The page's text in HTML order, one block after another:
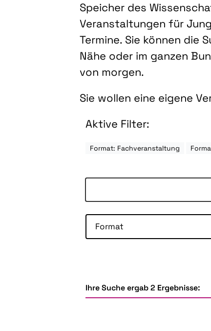
Speicher des
Veranstaltungen für
Termine. Sie können die
Nähe oder im ganzen
von morgen.
Sie wollen eine eigene
Aktive Filter:
Format: Fachveranstaltung
Format
Ihre Suche ergab 2 Ergebnisse: